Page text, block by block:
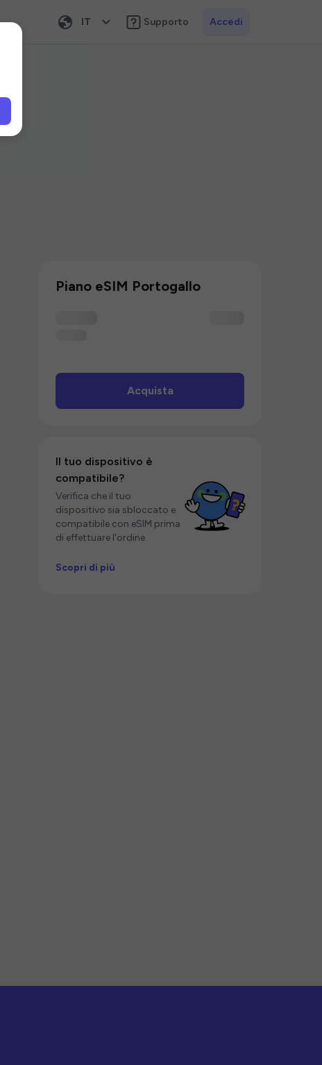
IT Supporto Accedi
Piano eSIM Portogallo
Acquista
Il tuo dispositivo è
compatibile?
Verifica che il tuo
dispositivo sia sbloccato e
compatibile con eSIM prima
di effettuare l'ordine.
Scopri di più